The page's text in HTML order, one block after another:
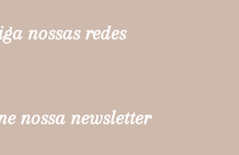
nossas redes
nossa newsletter